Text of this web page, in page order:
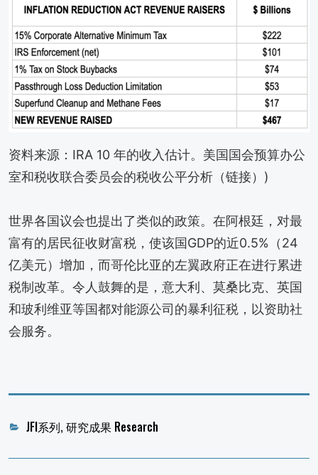
资料来源：IRA 10 年的收入估计。美国国会预算办公
室和税收联合委员会的税收公平分析（链接）)
世界各国议会也提出了类似的政策。在阿根廷，对最
富有的居民征收财富税，使该国GDP的近0.5%（24
亿美元）增加，而哥伦比亚的左翼政府正在进行累进
税制改革。令人鼓舞的是，意大利、莫桑比克、英国
和玻利维亚等国都对能源公司的暴利征税，以资助社
会服务。
Categories
JFI系列,研究成果 Research